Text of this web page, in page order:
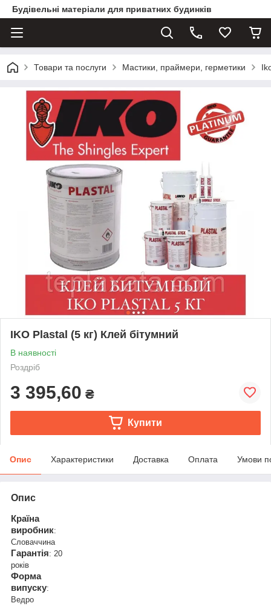
Будівельні матеріали для приватних будинків
Товари та послуги Мастики, праймери, герметики
IKO Plastal (5 кг) Клей бітумний
В наявності
Роздріб
3 395,60 ₴
Купити
Опис Характеристики Доставка Оплата Умови
Опис
Країна
виробник:
Словаччина
Гарантія: 20
років
Форма
випуску:
Ведро